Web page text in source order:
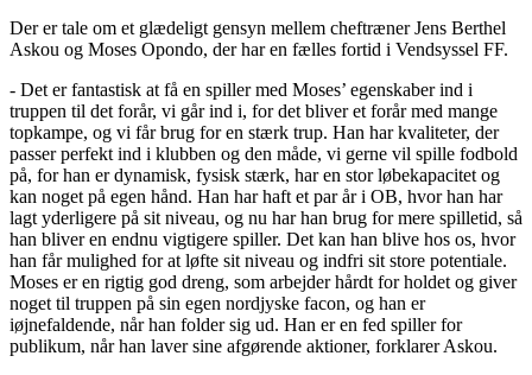
Der er tale om et glædeligt gensyn mellem cheftræner Jens Berthel
Askou og Moses Opondo, der har en fælles fortid i Vendsyssel FF.
- Det er fantastisk at få en spiller med Moses’ egenskaber ind i
truppen til det forår, vi går ind i, for det bliver et forår med mange
topkampe, og vi får brug for en stærk trup. Han har kvaliteter, der
passer perfekt ind i klubben og den måde, vi gerne vil spille fodbold
på, for han er dynamisk, fysisk stærk, har en stor løbekapacitet og
kan noget på egen hånd. Han har haft et par år i OB, hvor han har
lagt yderligere på sit niveau, og nu har han brug for mere spilletid, så
han bliver en endnu vigtigere spiller. Det kan han blive hos os, hvor
han får mulighed for at løfte sit niveau og indfri sit store potentiale.
Moses er en rigtig god dreng, som arbejder hårdt for holdet og giver
noget til truppen på sin egen nordjyske facon, og han er
iøjnefaldende, når han folder sig ud. Han er en fed spiller for
publikum, når han laver sine afgørende aktioner, forklarer Askou.